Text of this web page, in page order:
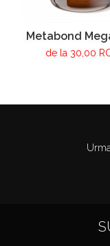
Metabond
Plus
de la 30,00